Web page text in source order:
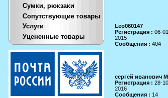
Сумки, рюкзаки
Сопутствующие товары
Услуги
Уцененные товары
Leo060147
Регистрация : 06-
2015
Сообщения : 404
сергей иванович
Регистрация : 28-
2016
Сообщения : 14